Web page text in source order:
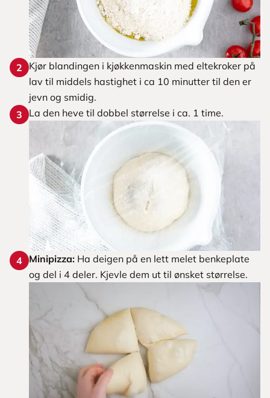
2
Kjør blandingen i kjøkkenmaskin med eltekroker på
lav til middels hastighet i ca 10 minutter til den er
jevn og smidig.
3
La den heve til dobbel størrelse i ca. 1 time.
4 Minipizza: Ha deigen på en lett melet benkeplate
og del i 4 deler. Kjevle dem ut til ønsket størrelse.